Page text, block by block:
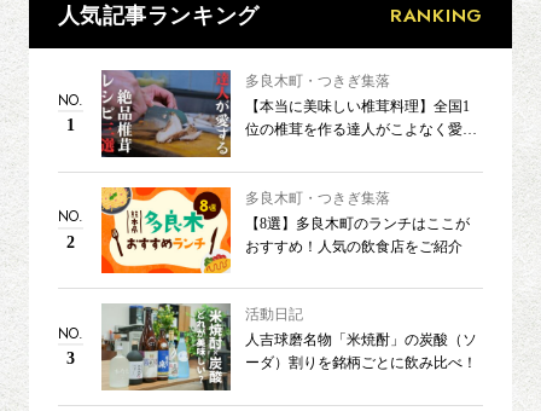
人気記事ランキング RANKING
NO.
1
多良木町・つきぎ集落
【本当に美味しい椎茸料理】全国1
位の椎茸を作る達人がこよなく愛す
NO.
2
多良木町・つきぎ集落
【8選】多良木町のランチはここが
おすすめ！人気の飲食店をご紹介
NO.
3
活動日記
人吉球磨名物「米焼酎」の炭酸（ソ
ーダ）割りを銘柄ごとに飲み比べ！